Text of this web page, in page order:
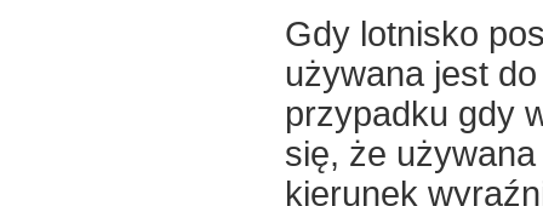
Gdy lotnisko
używana jest
przypadku gdy
się, że
kierunek